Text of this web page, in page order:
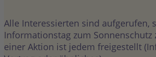
Alle Interessierten sind aufgerufen,
Informationstag zum
einer Aktion ist jedem freigestellt